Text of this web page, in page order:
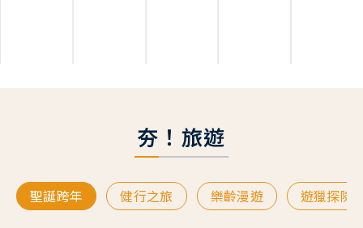
夯！旅遊
聖誕跨年 健行之旅 樂齡漫遊 遊獵探險